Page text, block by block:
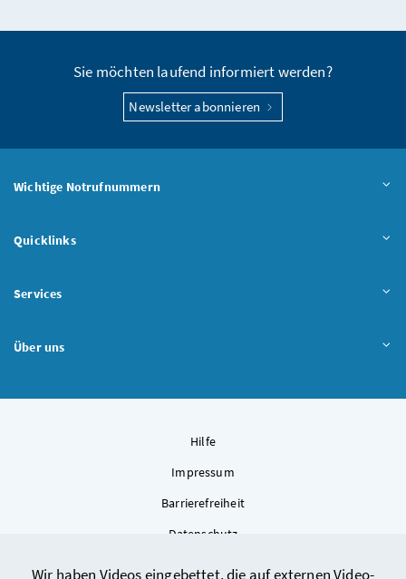
Wir haben Videos eingebettet, die auf externen Video-
Sie möchten laufend informiert werden?
Newsletter abonnieren
Wichtige Notrufnummern
Quicklinks
Services
Über uns
Hilfe
Impressum
Barrierefreiheit
Datenschutz